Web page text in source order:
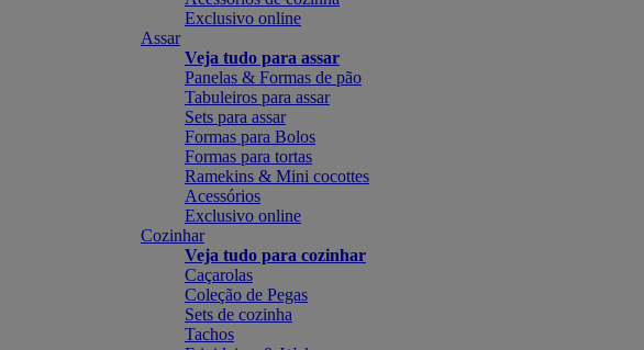
Exclusivo online
Assar
Veja tudo para assar
Panelas & Formas de pão
Tabuleiros para assar
Sets para assar
Formas para Bolos
Formas para tortas
Ramekins & Mini cocottes
Acessórios
Exclusivo online
Cozinhar
Veja tudo para cozinhar
Caçarolas
Coleção de Pegas
Sets de cozinha
Tachos